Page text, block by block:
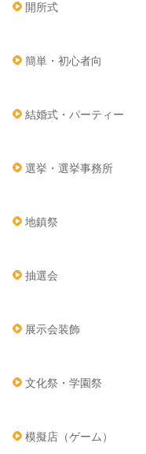
開所式
簡単・初心者向
結婚式・パーティー
選挙・選挙事務所
地鎮祭
抽選会
展示会装飾
文化祭・学園祭
模擬店（ゲーム）